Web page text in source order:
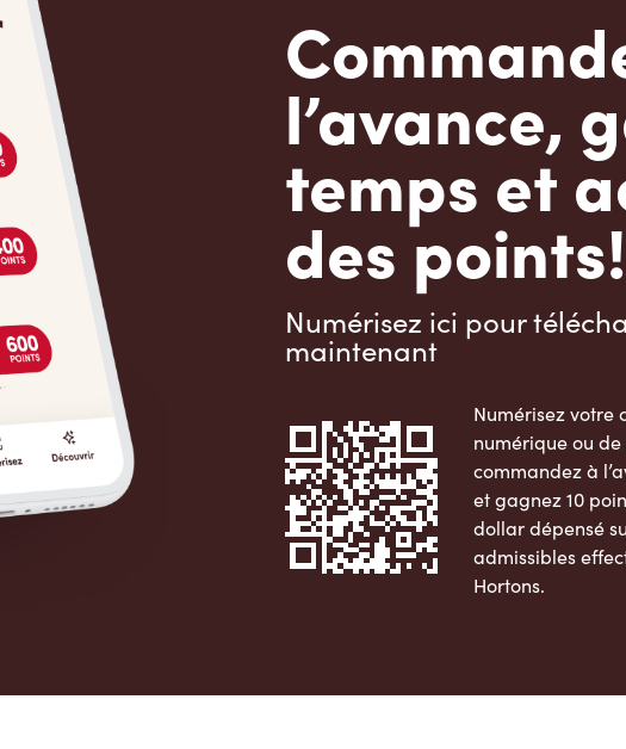
l’avance,
temps et
des points!
Numérisez ici pour
maintenant
Numérisez votre
numérique ou
commandez à
et gagnez 10
dollar dépensé
admissibles
Hortons.